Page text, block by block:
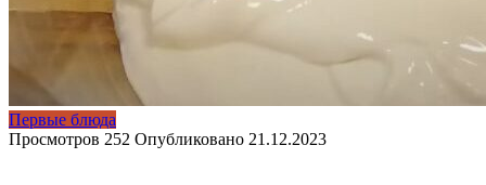
Первые блюда
Просмотров 252 Опубликовано 21.12.2023